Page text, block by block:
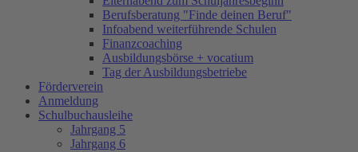
Berufsberatung "Finde deinen Beruf"
Infoabend weiterführende Schulen
Finanzcoaching
Ausbildungsbörse + vocatium
Tag der Ausbildungsbetriebe
Förderverein
Anmeldung
Schulbuchausleihe
Jahrgang 5
Jahrgang 6